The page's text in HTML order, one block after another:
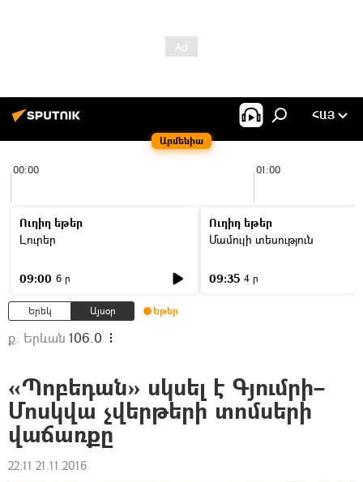
Արմենիա
ՀԱՅ
00:00 01:00
Ուղիղ եթեր
Լուրեր
09:00 6 ր
Ուղիղ եթեր
Մամուլի տեսություն
09:35 4 ր
Երեկ Այսօր Եթեր
ք. Երևան 106.0
«Պոբեդան» սկսել է Գյումրի–
Մոսկվա չվերթերի տոմսերի
վաճառքը
22:11 21.11.2016